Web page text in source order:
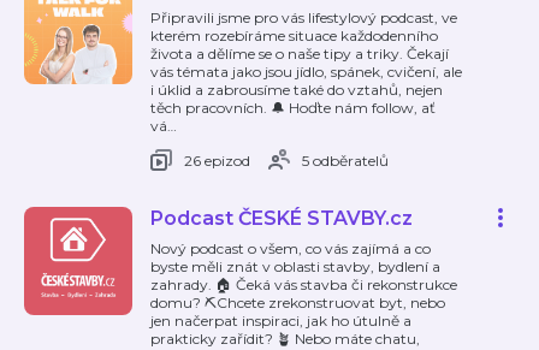
Připravili jsme pro vás lifestylový podcast, ve
kterém rozebíráme situace každodenního
života a dělíme se o naše tipy a triky. Čekají
vás témata jako jsou jídlo, spánek, cvičení, ale
i úklid a zabrousíme také do vztahů, nejen
těch pracovních. 🔔 Hoďte nám follow, ať
vá…
26 epizod
5 odběratelů
Podcast ČESKÉ STAVBY.cz
Nový podcast o všem, co vás zajímá a co
byste měli znát v oblasti stavby, bydlení a
zahrady. 🏠 Čeká vás stavba či rekonstrukce
domu? ⛏️Chcete zrekonstruovat byt, nebo
jen načerpat inspiraci, jak ho útulně a
prakticky zařídit? 🪴 Nebo máte chatu,